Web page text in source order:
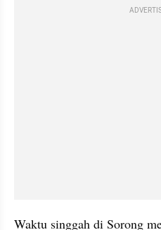
Waktu singgah di Sorong